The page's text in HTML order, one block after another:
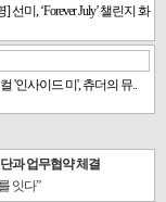
선미, ‘Forever July’ 챌린지 화
'인사이드 미', 츄더의 뮤..
과 업무협약 체결
잇다”